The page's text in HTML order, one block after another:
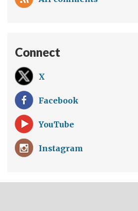
Connect
X
Facebook
YouTube
Instagram